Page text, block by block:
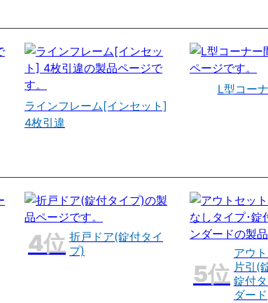
ラインフレーム[インセット]
4枚引違
L型コー
折戸ドア(錠付タイ
プ)
アウ
片引(
錠付
ダード